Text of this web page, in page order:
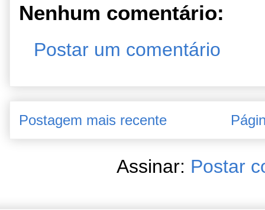
Nenhum comentário:
Postar um comentário
Postagem mais recente
Assinar: Postar